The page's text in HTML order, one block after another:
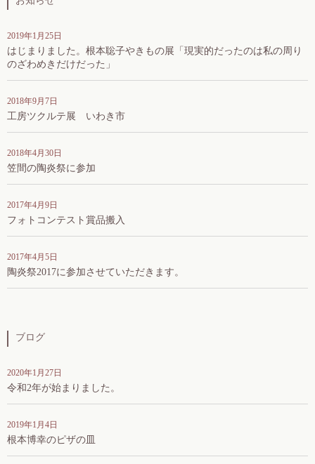
2019年1月25日
はじまりました。根本聡子やきもの展「現実的だったのは私の周り
のざわめきだけだった」
2018年9月7日
工房ツクルテ展 いわき市
2018年4月30日
笠間の陶炎祭に参加
2017年4月9日
フォトコンテスト賞品搬入
2017年4月5日
陶炎祭2017に参加させていただきます。
ブログ
2020年1月27日
令和2年が始まりました。
2019年1月4日
根本博幸のピザの皿